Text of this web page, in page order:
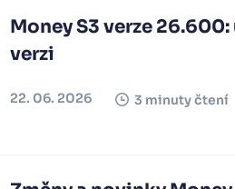
Money S3 verze
verzi
22. 06. 2026 3 minuty čtení